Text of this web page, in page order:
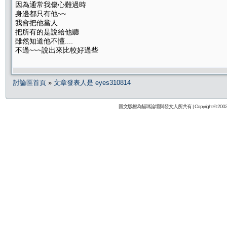
因為通常我傷心難過時
身邊都只有他~~
我會把他當人
把所有的是說給他聽
雖然知道他不懂....
不過~~~說出來比較好過些
討論區首頁 » 文章發表人是 eyes310814
圖文版權為貓咪論壇與發文人所共有 | Copyright ©